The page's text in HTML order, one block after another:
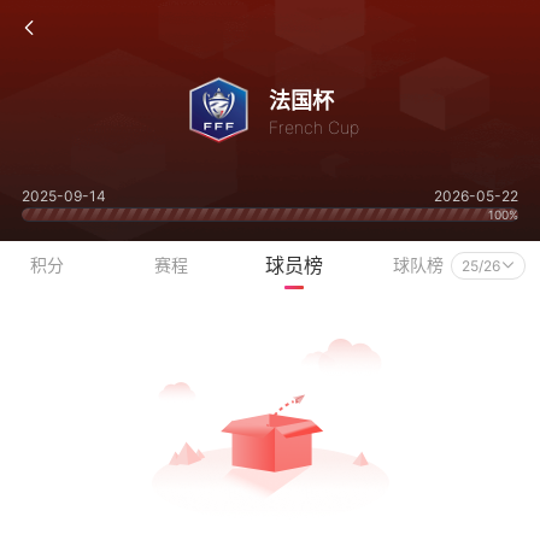
法国杯
French Cup
2025-09-14 2026-05-22
100%
积分 赛程 球员榜 球队榜 25/26